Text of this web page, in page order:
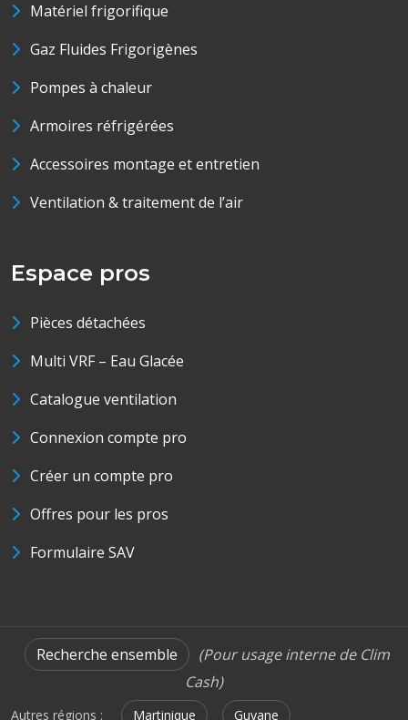
Matériel frigorifique
Gaz Fluides Frigorigènes
Pompes à chaleur
Armoires réfrigérées
Accessoires montage et entretien
Ventilation & traitement de l’air
Espace pros
Pièces détachées
Multi VRF – Eau Glacée
Catalogue ventilation
Connexion compte pro
Créer un compte pro
Offres pour les pros
Formulaire SAV
Recherche ensemble
(Pour usage interne de Clim
Cash)
Autres régions : Martinique Guyane